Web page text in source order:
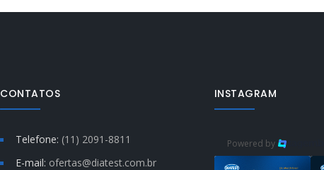
CONTATOS
Telefone: (11) 2091-8811
E-mail: ofertas@diatest.com.br
INSTAGRAM
Powered by